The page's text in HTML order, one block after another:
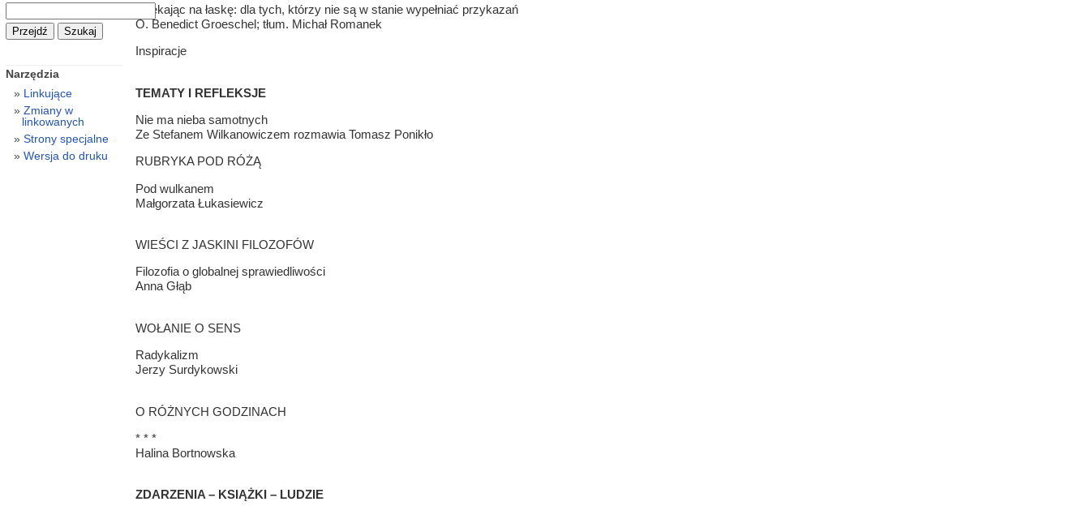
Czekając na łaskę: dla tych, którzy nie są w stanie wypełniać przykazań
O. Benedict Groeschel; tłum. Michał Romanek
Inspiracje
TEMATY I REFLEKSJE
Nie ma nieba samotnych
Ze Stefanem Wilkanowiczem rozmawia Tomasz Ponikło
RUBRYKA POD RÓŻĄ
Pod wulkanem
Małgorzata Łukasiewicz
WIEŚCI Z JASKINI FILOZOFÓW
Filozofia o globalnej sprawiedliwości
Anna Głąb
WOŁANIE O SENS
Radykalizm
Jerzy Surdykowski
O RÓŻNYCH GODZINACH
* * *
Halina Bortnowska
ZDARZENIA – KSIĄŻKI – LUDZIE
Narzędzia
Linkujące
Zmiany w
linkowanych
Strony specjalne
Wersja do druku